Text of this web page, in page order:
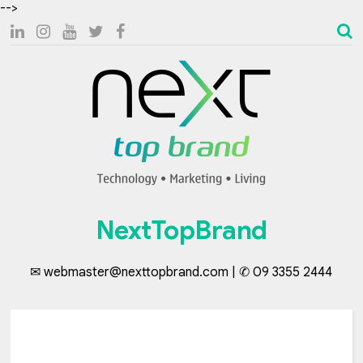
-->
NextTopBrand
✉ webmaster@nexttopbrand.com | ✆ 09 3355 2444